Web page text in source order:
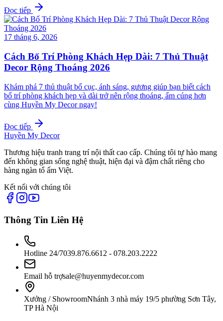
Đọc tiếp
17 tháng 6, 2026
Cách Bố Trí Phòng Khách Hẹp Dài: 7 Thủ Thuật
Decor Rộng Thoáng 2026
Khám phá 7 thủ thuật bố cục, ánh sáng, gương giúp bạn biết cách
bố trí phòng khách hẹp và dài trở nên rộng thoáng, ấm cúng hơn
cùng Huyền My Decor ngay!
Đọc tiếp
Huyền My Decor
Thương hiệu tranh trang trí nội thất cao cấp. Chúng tôi tự hào mang
đến không gian sống nghệ thuật, hiện đại và đậm chất riêng cho
hàng ngàn tổ ấm Việt.
Kết nối với chúng tôi
Thông Tin Liên Hệ
Hotline 24/7039.876.6612 - 078.203.2222
Email hỗ trợsale@huyenmydecor.com
Xưởng / ShowroomNhánh 3 nhà máy 19/5 phường Sơn Tây,
TP Hà Nội